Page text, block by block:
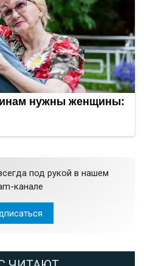
под рукой в нашем
канале